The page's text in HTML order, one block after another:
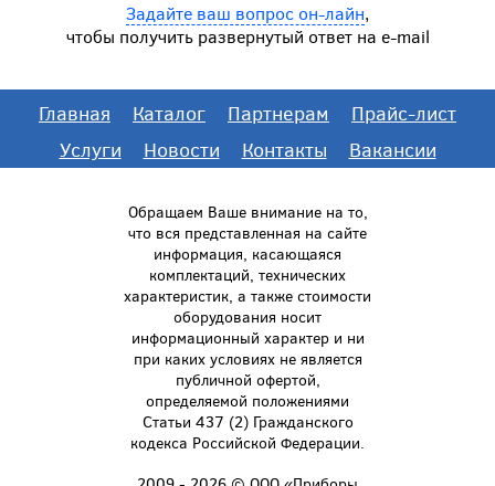
Задайте ваш вопрос он-лайн,
чтобы получить развернутый ответ на e-mail
Главная Каталог Партнерам
Прайс-лист
Услуги
Новости Контакты Вакансии
Обращаем Ваше внимание на то,
что вся представленная на сайте
информация, касающаяся
комплектаций, технических
характеристик, а также стоимости
оборудования носит
информационный характер и ни
при каких условиях не является
публичной офертой,
определяемой положениями
Статьи 437 (2) Гражданского
кодекса Российской Федерации.